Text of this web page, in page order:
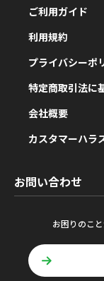
ご利用ガイド
利用規約
プライバシーポ
特定商取引法に
会社概要
カスタマーハラ
お問い合わせ
お困りのこ